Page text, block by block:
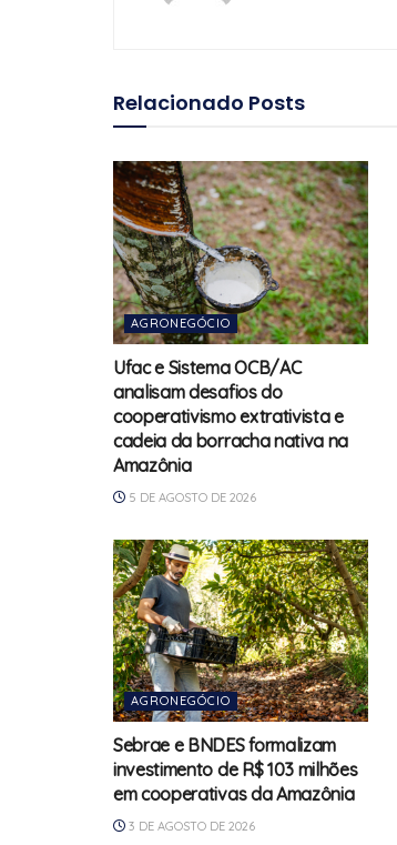
Relacionado Posts
AGRONEGÓCIO
Ufac e Sistema OCB/AC
analisam desafios do
cooperativismo extrativista e
cadeia da borracha nativa na
Amazônia
5 DE AGOSTO DE 2026
AGRONEGÓCIO
Sebrae e BNDES formalizam
investimento de R$ 103 milhões
em cooperativas da Amazônia
3 DE AGOSTO DE 2026